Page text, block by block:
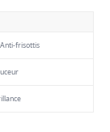
frisottis